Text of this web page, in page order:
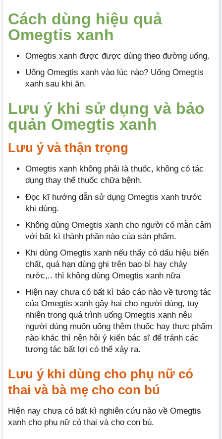
Cách dùng hiệu quả
Omegtis xanh
Omegtis xanh được được dùng theo đường uống.
Uống Omegtis xanh vào lúc nào? Uống Omegtis
xanh sau khi ăn.
Lưu ý khi sử dụng và bảo
quản Omegtis xanh
Lưu ý và thận trọng
Omegtis xanh không phải là thuốc, không có tác
dụng thay thế thuốc chữa bệnh.
Đọc kĩ hướng dẫn sử dụng Omegtis xanh trước
khi dùng.
Không dùng Omegtis xanh cho người có mẫn cảm
với bất kì thành phần nào của sản phẩm.
Khi dùng Omegtis xanh nếu thấy có dấu hiệu biến
chất, quá hạn dùng ghi trên bao bì hay chảy
nước,.. thì không dùng Omegtis xanh nữa
Hiện nay chưa có bất kì báo cáo nào về tương tác
của Omegtis xanh gây hại cho người dùng, tuy
nhiên trong quá trình uống Omegtis xanh nêu
người dùng muốn uống thêm thuốc hay thực phẩm
nào khác thì nên hỏi ý kiến bác sĩ để tránh các
tương tác bất lợi có thể xảy ra.
Lưu ý khi dùng cho phụ nữ có
thai và bà mẹ cho con bú
Hiện nay chưa có bất kì nghiên cứu nào về Omegtis
xanh cho phụ nữ có thai và cho con bú.